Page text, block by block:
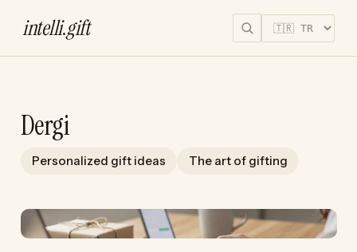
Dergi
Personalized gift ideas The art of gifting
intelli.gift